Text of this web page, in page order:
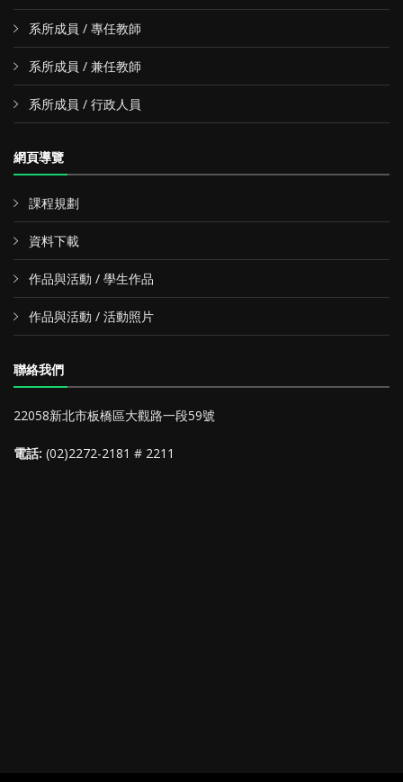
系所成員 / 專任教師
系所成員 / 兼任教師
系所成員 / 行政人員
網頁導覽
課程規劃
資料下載
作品與活動 / 學生作品
作品與活動 / 活動照片
聯絡我們
22058新北市板橋區大觀路一段59號
電話: (02)2272-2181 # 2211